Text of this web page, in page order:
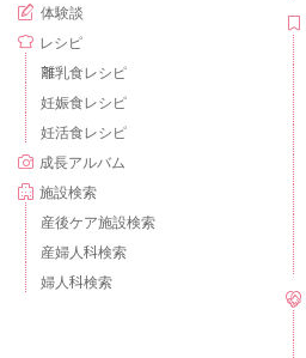
体験談
レシピ
離乳食レシピ
妊娠食レシピ
妊活食レシピ
成長アルバム
施設検索
産後ケア施設検索
産婦人科検索
婦人科検索